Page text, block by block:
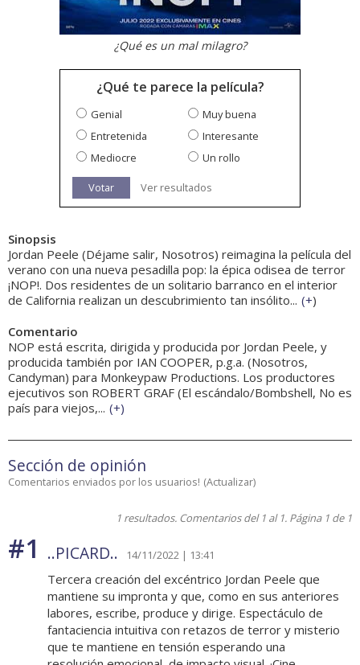
¿Qué es un mal milagro?
¿Qué te parece la película?
Genial
Muy buena
Entretenida
Interesante
Mediocre
Un rollo
Votar Ver resultados
Sinopsis
Jordan Peele (Déjame salir, Nosotros) reimagina la película del
verano con una nueva pesadilla pop: la épica odisea de terror
¡NOP!. Dos residentes de un solitario barranco en el interior
de California realizan un descubrimiento tan insólito... (+)
Comentario
NOP está escrita, dirigida y producida por Jordan Peele, y
producida también por IAN COOPER, p.g.a. (Nosotros,
Candyman) para Monkeypaw Productions. Los productores
ejecutivos son ROBERT GRAF (El escándalo/Bombshell, No es
país para viejos,... (+)
Sección de opinión
Comentarios enviados por los usuarios! (Actualizar)
1 resultados. Comentarios del 1 al 1. Página 1 de 1
#1 ..PICARD.. 14/11/2022 | 13:41
Tercera creación del excéntrico Jordan Peele que
mantiene su impronta y que, como en sus anteriores
labores, escribe, produce y dirige. Espectáculo de
fantaciencia intuitiva con retazos de terror y misterio
que te mantiene en tensión esperando una